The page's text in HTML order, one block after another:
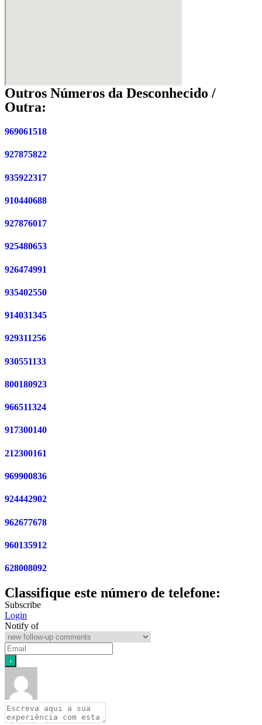
Outros Números da Desconhecido /
Outra:
969061518
927875822
935922317
910440688
927876017
925480653
926474991
935402550
914031345
929311256
930551133
800180923
966511324
917300140
212300161
969900836
924442902
962677678
960135912
628008092
Classifique este número de telefone:
Subscribe
Login
Notify of